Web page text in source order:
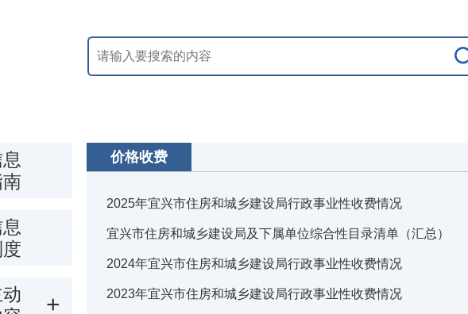
价格收费
2025年宜兴市住房和城乡建设局行政事业性收费情况
宜兴市住房和城乡建设局及下属单位综合性目录清单（汇总）
2024年宜兴市住房和城乡建设局行政事业性收费情况
2023年宜兴市住房和城乡建设局行政事业性收费情况